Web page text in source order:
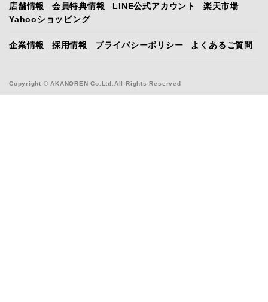
Copyright © AKANOREN Co.Ltd.All Rights Reserved
店舗情報 会員特典情報 LINE公式アカウント
楽天市場
Yahooショッピング
企業情報 採用情報 プライバシーポリシー よくあるご質問